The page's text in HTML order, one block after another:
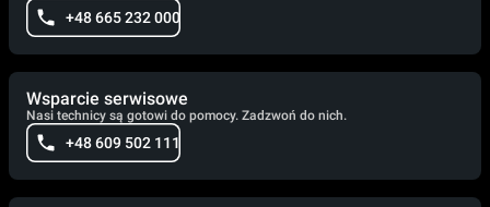
+48 665 232 000
Wsparcie serwisowe
Nasi technicy są gotowi do pomocy. Zadzwoń do nich.
+48 609 502 111